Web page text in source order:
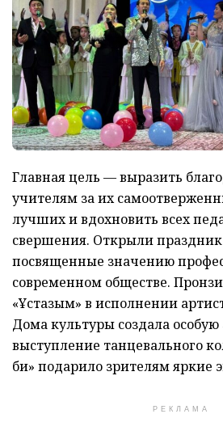
Главная цель — выразить
учителям за их
лучших и вдохновить всех
свершения. Открыли
посвященные значению
современном обществе.
«Ұстазым» в исполнении
Дома культуры создала особую
выступление танцевального
би» подарило зрителям яркие
РЕКЛАМА